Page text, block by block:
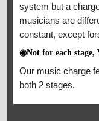
system but a
musicians are
constant, except
◉Not for each stage,
Our music charge
both 2 stages.